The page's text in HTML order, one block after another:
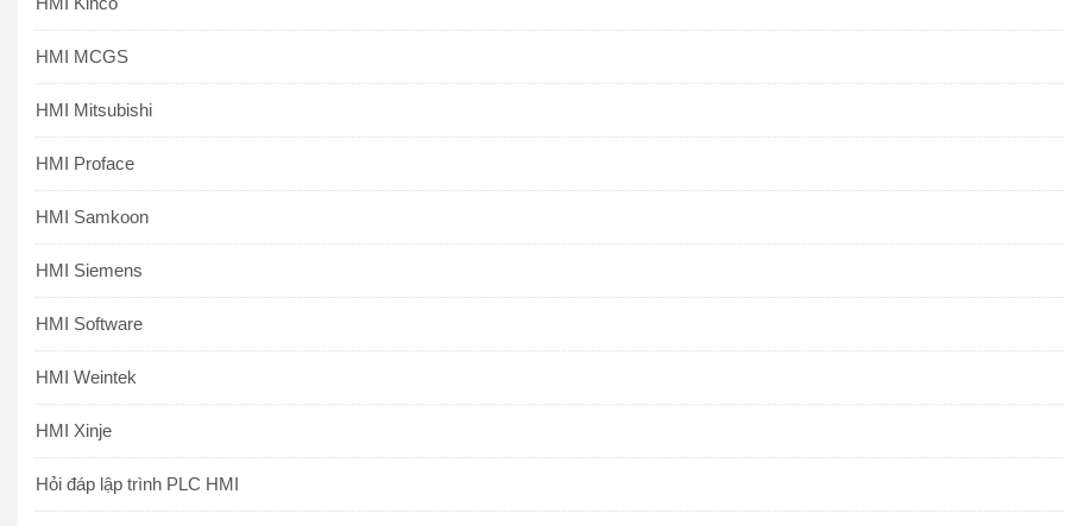
HMI MCGS
HMI Mitsubishi
HMI Proface
HMI Samkoon
HMI Siemens
HMI Software
HMI Weintek
HMI Xinje
Hỏi đáp lập trình PLC HMI